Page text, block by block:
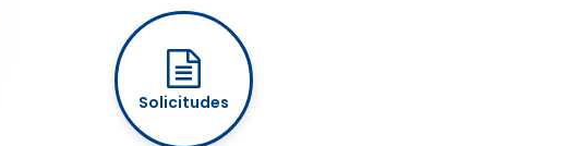
Solicitudes